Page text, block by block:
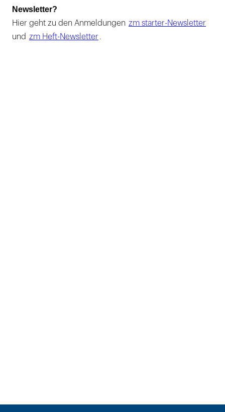
Newsletter?
Hier geht zu den Anmeldungen zm starter-Newsletter
und zm Heft-Newsletter .